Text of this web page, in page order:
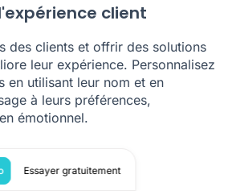
client
des clients et offrir des solutions
leur expérience. Personnalisez
en utilisant leur nom et en
à leurs préférences,
émotionnel.
régulièrement
Essayer gratuitement